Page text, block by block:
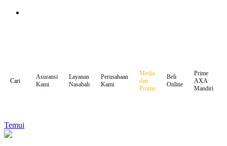
Cari
Asuransi
Kami
Layanan
Nasabah
Perusahaan
Kami
Media
dan
Promo
Beli
Online
Prime
AXA
Mandiri
Temui